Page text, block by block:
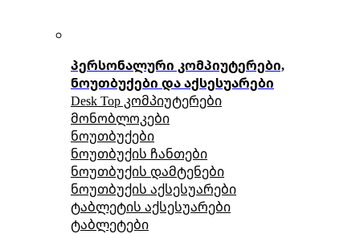
პერსონალური კომპიუტერები,
ნოუთბუქები და აქსესუარები
Desk Top კომპიუტერები
მონობლოკები
ნოუთბუქები
ნოუთბუქის ჩანთები
ნოუთბუქის დამტენები
ნოუთბუქის აქსესუარები
ტაბლეტის აქსესუარები
ტაბლეტები